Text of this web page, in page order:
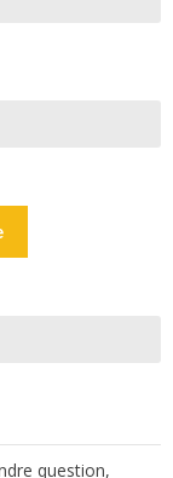
question,